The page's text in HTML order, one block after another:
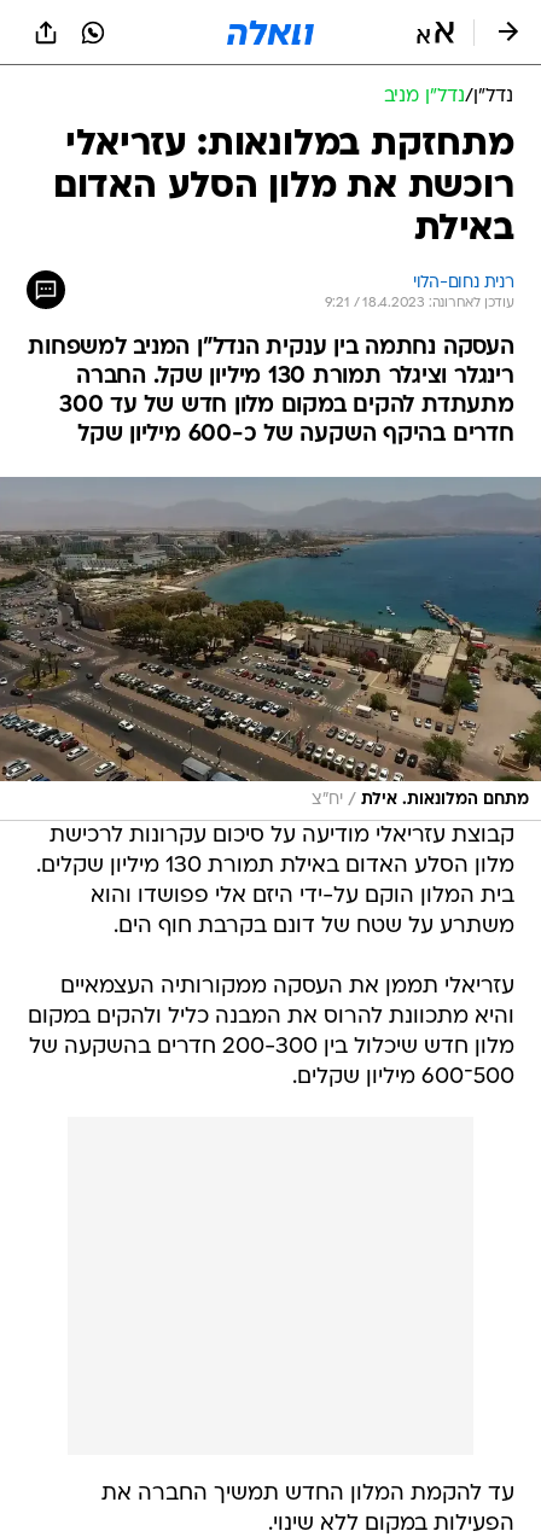
נדל״ן/נדל"ן מניב
מתחזקת במלונאות: עזריאלי
רוכשת את מלון הסלע האדום
באילת
רנית נחום-הלוי
עודכן לאחרונה: 18.4.2023 / 9:21
העסקה נחתמה בין ענקית הנדל"ן המניב למשפחות
רינגלר וציגלר תמורת 130 מיליון שקל. החברה
מתעתדת להקים במקום מלון חדש של עד 300
חדרים בהיקף השקעה של כ-600 מיליון שקל
מתחם המלונאות. אילת / יח"צ
קבוצת עזריאלי מודיעה על סיכום עקרונות לרכישת
מלון הסלע האדום באילת תמורת 130 מיליון שקלים.
בית המלון הוקם על-ידי היזם אלי פפושדו והוא
משתרע על שטח של דונם בקרבת חוף הים.
עזריאלי תממן את העסקה ממקורותיה העצמאיים
והיא מתכוונת להרוס את המבנה כליל ולהקים במקום
מלון חדש שיכלול בין 200-300 חדרים בהשקעה של
500־600 מיליון שקלים.
עד להקמת המלון החדש תמשיך החברה את
הפעילות במקום ללא שינוי.